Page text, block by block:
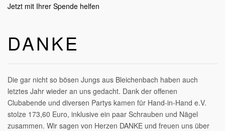
Jetzt mit Ihrer Spende helfen
DANKE
Die gar nicht so bösen Jungs aus Bleichenbach haben auch
letztes Jahr wieder an uns gedacht. Dank der offenen
Clubabende und diversen Partys kamen für Hand-in-Hand e.V.
stolze 173,60 Euro, inklusive ein paar Schrauben und Nägel
zusammen. Wir sagen von Herzen DANKE und freuen uns über